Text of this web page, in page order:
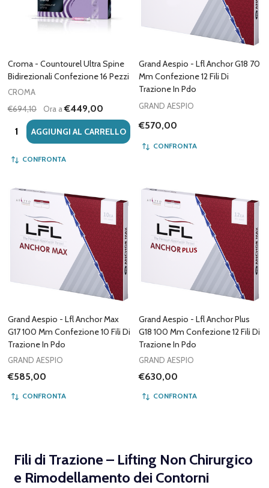
Croma - Countourel Ultra Spine
Bidirezionali Confezione 16 Pezzi
CROMA
€694,10
Ora a€449,00
Quantità:AGGIUNGI AL CARRELLO
CONFRONTA
Grand Aespio - Lfl Anchor G18 70
Mm Confezione 12 Fili Di
Trazione In Pdo
GRAND AESPIO
€570,00
CONFRONTA
Grand Aespio - Lfl Anchor Max
G17 100 Mm Confezione 10 Fili Di
Trazione In Pdo
GRAND AESPIO
€585,00
CONFRONTA
Grand Aespio - Lfl Anchor Plus
G18 100 Mm Confezione 12 Fili Di
Trazione In Pdo
GRAND AESPIO
€630,00
CONFRONTA
Fili di Trazione – Lifting Non Chirurgico
e Rimodellamento dei Contorni